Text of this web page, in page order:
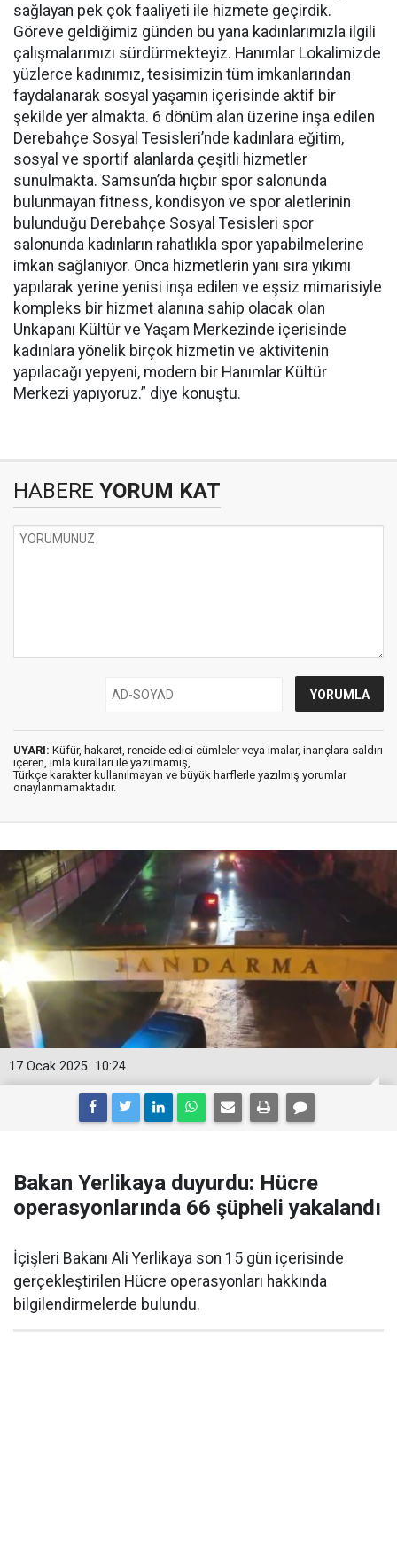
sağlayan pek çok faaliyeti ile hizmete geçirdik.
Göreve geldiğimiz günden bu yana kadınlarımızla ilgili
çalışmalarımızı sürdürmekteyiz. Hanımlar Lokalimizde
yüzlerce kadınımız, tesisimizin tüm imkanlarından
faydalanarak sosyal yaşamın içerisinde aktif bir
şekilde yer almakta. 6 dönüm alan üzerine inşa edilen
Derebahçe Sosyal Tesisleri’nde kadınlara eğitim,
sosyal ve sportif alanlarda çeşitli hizmetler
sunulmakta. Samsun’da hiçbir spor salonunda
bulunmayan fitness, kondisyon ve spor aletlerinin
bulunduğu Derebahçe Sosyal Tesisleri spor
salonunda kadınların rahatlıkla spor yapabilmelerine
imkan sağlanıyor. Onca hizmetlerin yanı sıra yıkımı
yapılarak yerine yenisi inşa edilen ve eşsiz mimarisiyle
kompleks bir hizmet alanına sahip olacak olan
Unkapanı Kültür ve Yaşam Merkezinde içerisinde
kadınlara yönelik birçok hizmetin ve aktivitenin
yapılacağı yepyeni, modern bir Hanımlar Kültür
Merkezi yapıyoruz.” diye konuştu.
HABERE YORUM KAT
UYARI: Küfür, hakaret, rencide edici cümleler veya imalar, inançlara saldırı
içeren, imla kuralları ile yazılmamış,
Türkçe karakter kullanılmayan ve büyük harflerle yazılmış yorumlar
onaylanmamaktadır.
10:24
17 Ocak 2025
Bakan Yerlikaya duyurdu: Hücre
operasyonlarında 66 şüpheli yakalandı
İçişleri Bakanı Ali Yerlikaya son 15 gün içerisinde
gerçekleştirilen Hücre operasyonları hakkında
bilgilendirmelerde bulundu.